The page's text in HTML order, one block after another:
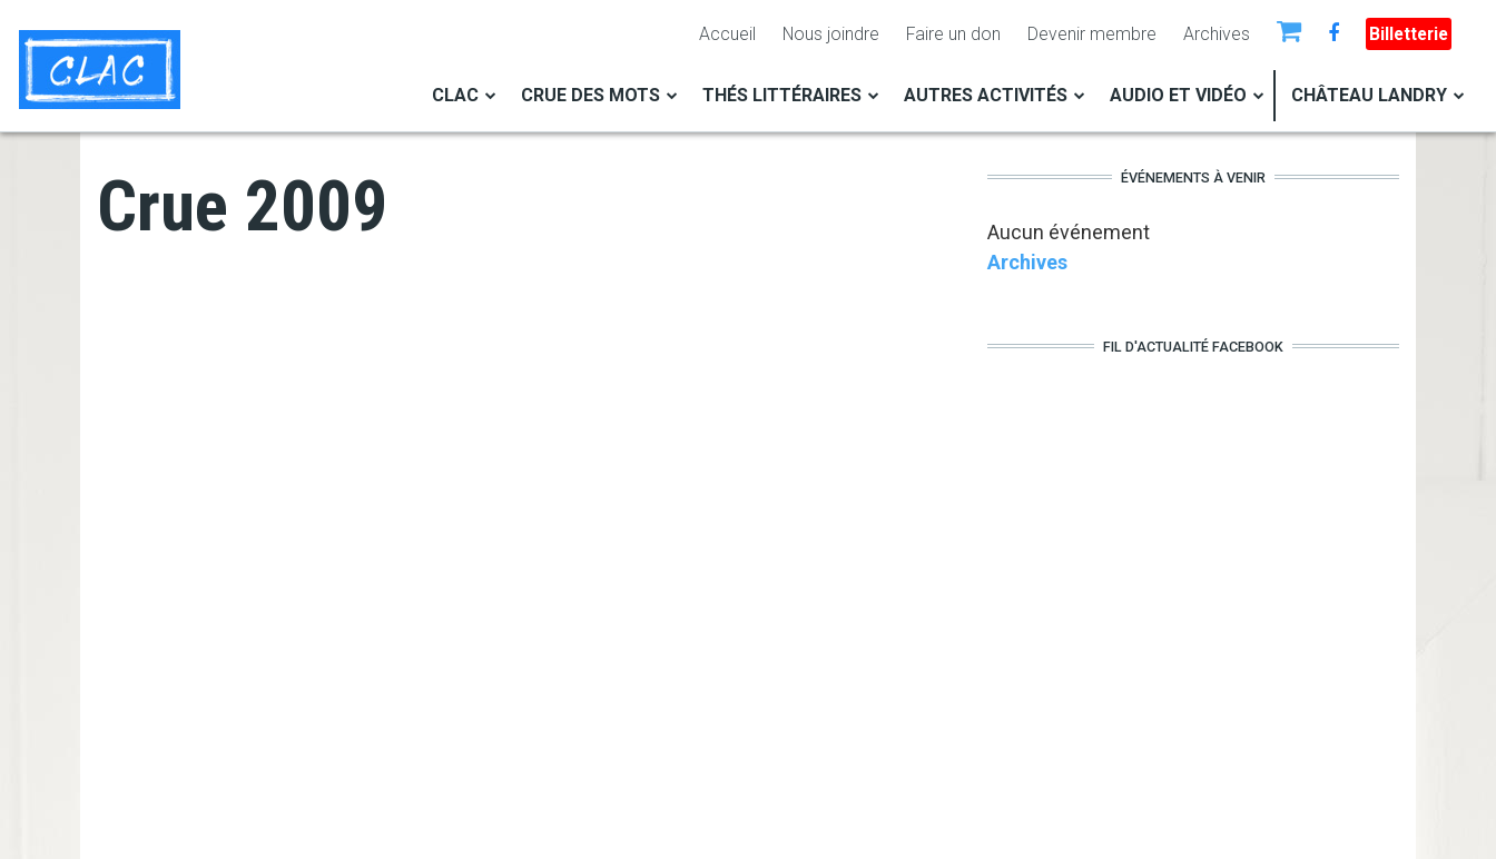
contenu
principal
Navigation
secondaire
Accueil Nous joindre Faire un don Devenir membre Archives Billetterie
CLAC CRUE DES MOTS THÉS LITTÉRAIRES AUTRES ACTIVITÉS AUDIO ET VIDÉO CHÂTEAU LANDRY
Crue 2009 ÉVÉNEMENTS À VENIR
Aucun événement
Archives
FIL D'ACTUALITÉ FACEBOOK